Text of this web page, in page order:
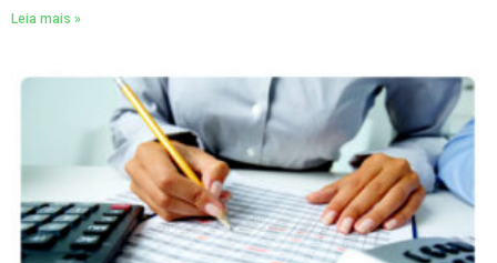
Leia mais »